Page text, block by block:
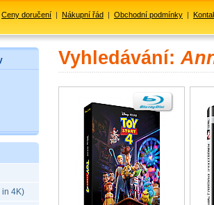
Ceny doručení | Nákupní řád | Obchodní podmínky |
in 4K)
Vyhledávání: